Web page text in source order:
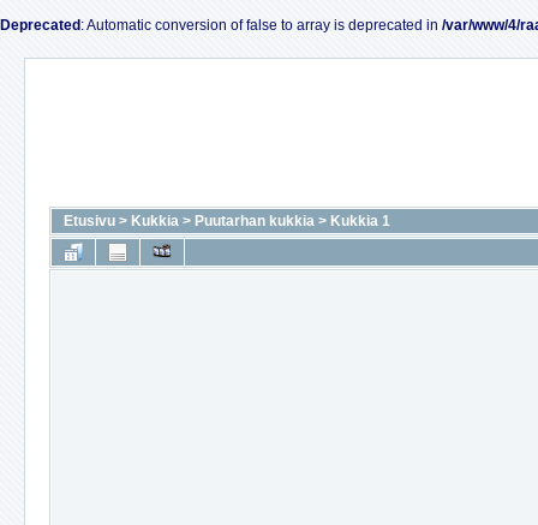
Deprecated : Automatic conversion of false to array is deprecated in /var/www/4/
Etusivu > Kukkia > Puutarhan kukkia > Kukkia 1